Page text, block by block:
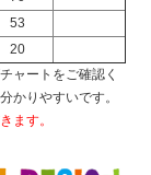
53
20
ャートをご確認く
かりやすいです。
ます。